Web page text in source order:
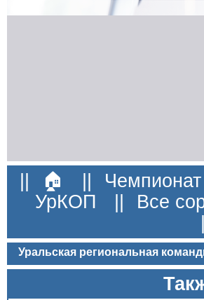
|| 🏠 ||
УрКОП
|| Все
Уральская региональная